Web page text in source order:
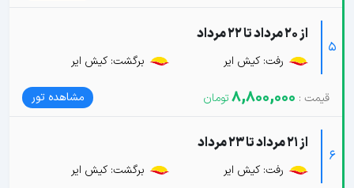
5
از 20 مرداد تا 22 مرداد
رفت: کیش ایر برگشت: کیش ایر
8,800,000 مشاهده تور
6
از 21 مرداد تا 23 مرداد
رفت: کیش ایر برگشت: کیش ایر